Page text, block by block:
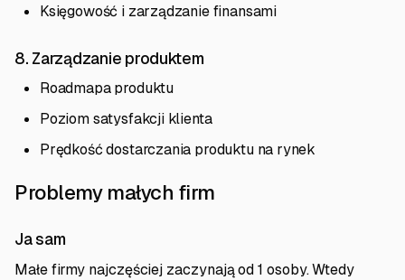
Księgowość i zarządzanie finansami
8. Zarządzanie produktem
Roadmapa produktu
Poziom satysfakcji klienta
Prędkość dostarczania produktu na rynek
Problemy małych firm
Ja sam
Małe firmy najczęściej zaczynają od 1 osoby. Wtedy